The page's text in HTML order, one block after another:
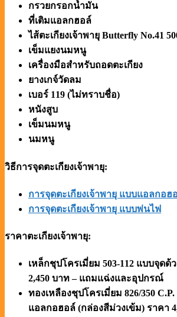
กรวยกรอกน้ำมัน
ที่เติมแอลกฮอล์
ไส้ตะเกียงเจ้าพายุ Butterfly No.41
เข็มแยงนมหนู
เครื่องมือสำหรับถอดตะเกียง
ยางเกจ์วัดลม
เบอร์ 119 (ไม่ทราบชื่อ)
หนังสูบ
เข็มนมหนู
นมหนู
วิธีการจุดตะเกียงเจ้าพายุ:
การจุดตะเกียงเจ้าพายุ แบบแอลกอฮ
การจุดตะเกียงเจ้าพายุ แบบพ่นไฟ
ราคาตะเกียงเจ้าพายุ:
เหล็กชุปโครเมี่ยม 503-112 แบบจุด
2,450 บาท – แถมแฉ่งและอุปกรณ์
ทองเหลืองชุปโครเมี่ยม 826/350
แอลกอฮอล์ (กล่องสีม่วงเข้ม) ราคา